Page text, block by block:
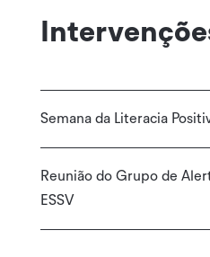
Semana da Literacia
Reunião do Grupo de
ESSV